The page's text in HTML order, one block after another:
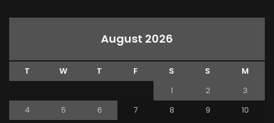
August 2026
T W T F S S
M
1
2
3
4
5 6 7 8 9
10